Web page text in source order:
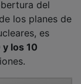
los planes de
es
y los 10